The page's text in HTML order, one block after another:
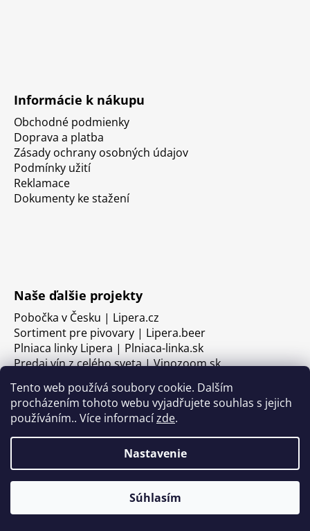
Tento web používá soubory cookie. Dalším
procházením tohoto webu vyjadřujete souhlas s jejich
používáním.. Více informacízde.
Nastavenie
Súhlasím
Informácie k nákupu
Obchodné podmienky
Doprava a platba
Zásady ochrany osobných údajov
Podmínky užití
Reklamace
Dokumenty ke stažení
Naše ďalšie projekty
Pobočka v Česku | Lipera.cz
Sortiment pre pivovary | Lipera.beer
Plniaca linky Lipera | Plniaca-linka.sk
Predaj vín z celého sveta | Vinozoom.sk
Vytvoril Shoptet
Copyright 2026LIPERA. Všetky práva vyhradené.